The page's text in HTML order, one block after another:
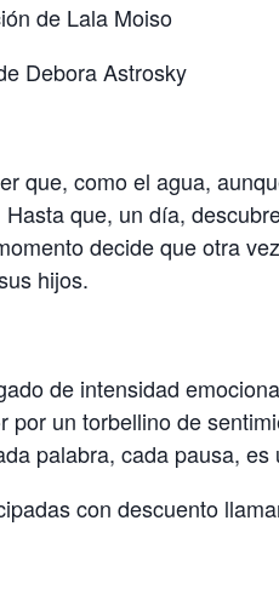
de Lala Moiso
Debora Astrosky
que, como el agua,
que, un día,
decide que otra
hijos.
de intensidad
por un torbellino de
palabra, cada pausa,
con descuento